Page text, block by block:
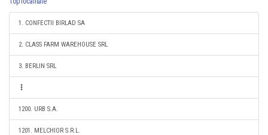
1. CONFECTII BIRLAD SA
2. CLASS FARM WAREHOUSE SRL
3. BERLIN SRL
1200. URB S.A.
1201. MELCHIOR S.R.L.